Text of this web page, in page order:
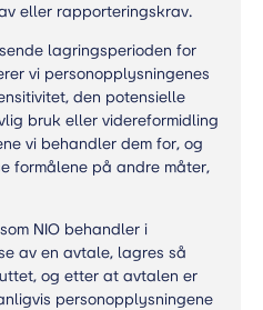
eller rapporteringskrav.
lagringsperioden for
vi personopplysningenes
den potensielle
bruk eller videreformidling
vi behandler dem for, og
formålene på andre måter,
NIO behandler i
av en avtale, lagres så
og etter at avtalen er
personopplysningene